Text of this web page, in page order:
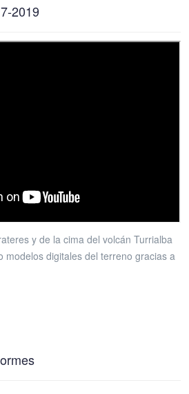
2019
y de la cima del volcán Turrialba
modelos digitales del terreno gracias a